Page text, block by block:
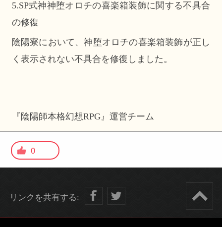
5.SP式神神堕オロチの喜楽箱装飾に関する不具合
の修復
陰陽寮において、神堕オロチの喜楽箱装飾が正し
く表示されない不具合を修復しました。
『陰陽師本格幻想RPG』運営チーム
0
リンクを共有する: